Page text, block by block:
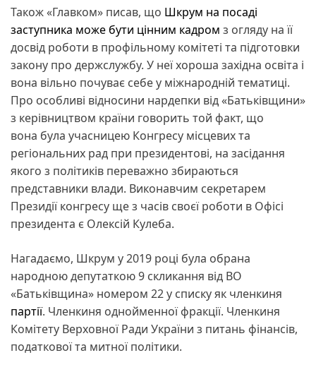
Також «Главком» писав, що Шкрум на посаді
заступника може бути цінним кадром з огляду на її
досвід роботи в профільному комітеті та підготовки
закону про держслужбу. У неї хороша західна освіта і
вона вільно почуває себе у міжнародній тематиці.
Про особливі відносини нардепки від «Батьківщини»
з керівництвом країни говорить той факт, що
вона була учасницею Конгресу місцевих та
регіональних рад при президентові, на засідання
якого з політиків переважно збираються
представники влади. Виконавчим секретарем
Президії конгресу ще з часів своєї роботи в Офісі
президента є Олексій Кулеба.
Нагадаємо, Шкрум у 2019 році була обрана
народною депутаткою 9 скликання від ВО
«Батьківщина» номером 22 у списку як членкиня
партії. Членкиня однойменної фракції. Членкиня
Комітету Верховної Ради України з питань фінансів,
податкової та митної політики.